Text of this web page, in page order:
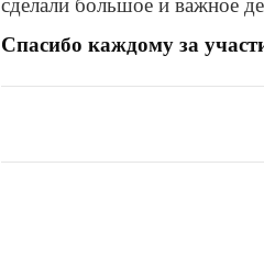
сделали большое и важное
Спасибо каждому за